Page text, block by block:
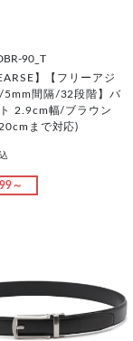
90_T
】【フリーアジ
5mm間隔/32段階】バ
2.9cm幅/ブラウン
まで対応)
～